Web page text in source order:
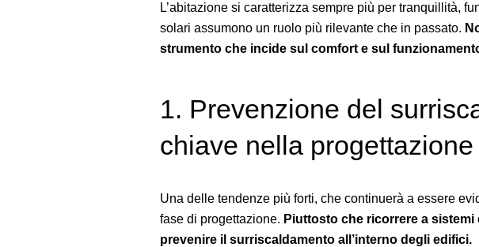
L’abitazione si caratterizza sempre più per tranquillità,
solari assumono un ruolo più rilevante che in passato.
strumento che incide sul comfort e sul
1. Prevenzione del
chiave nella
Una delle tendenze più forti, che continuerà a essere
fase di progettazione. Piuttosto che ricorrere a
prevenire il surriscaldamento all’interno degli edifici.